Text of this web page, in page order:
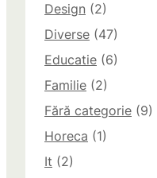
Design (2)
Diverse (47)
Educatie (6)
Familie (2)
Fără categorie (9)
Horeca (1)
It (2)